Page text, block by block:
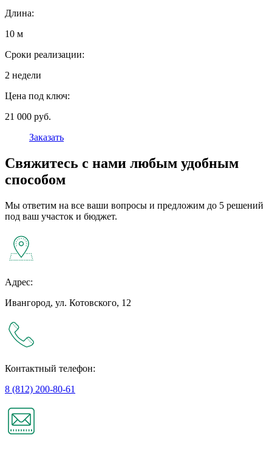
Длина:
10 м
Сроки реализации:
2 недели
Цена под ключ:
21 000 руб.
Заказать
Свяжитесь с нами любым удобным
способом
Мы ответим на все ваши вопросы и предложим до 5 решений
под ваш участок и бюджет.
Адрес:
Ивангород, ул. Котовского, 12
Контактный телефон:
8 (812) 200-80-61